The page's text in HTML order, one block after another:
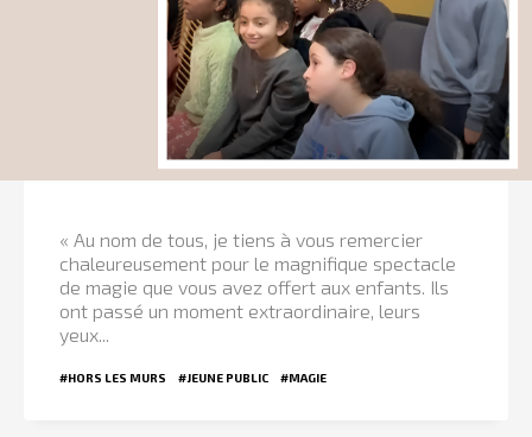
« Au nom de tous, je tiens à vous remercier
chaleureusement pour le magnifique spectacle
de magie que vous avez offert aux enfants. Ils
ont passé un moment extraordinaire, leurs
yeux...
#HORS LES MURS #JEUNE PUBLIC #MAGIE